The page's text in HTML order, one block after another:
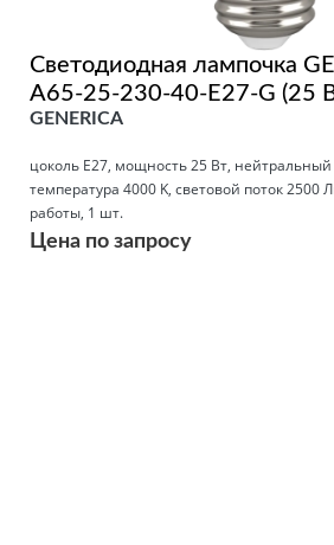
Светодиодная лампочка
A65-25-230-40-E27-G (25
GENERICA
цоколь E27, мощность 25 Вт,
температура 4000 K, световой поток 2500
работы, 1 шт.
Цена по запросу